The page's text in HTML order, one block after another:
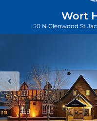
Wort
50 N Glenwood St